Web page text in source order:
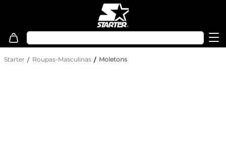
Starter Roupas-Masculinas Moletons